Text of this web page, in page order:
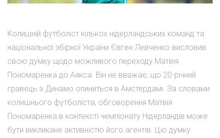
Колишній футболіст кількох нідерландських команд та
національної збірної України Євген Левченко висловив
свою думку щодо можливого переходу Матвія
Пономаренка до Аякса. Він не вважає, що 20-річний
гравець з Динамо опиниться в Амстердамі. За словами
колишнього футболіста, обговорення Матвія
Пономаренка в контексті чемпіонату Нідерландів може
бути викликане активністю його агентів. Цю думку